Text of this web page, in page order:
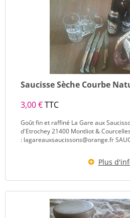
Saucisse Sèche Courbe
3,00 €TTC
Goût fin et raffiné La Gare aux
d'Etrochey 21400 Montliot &
: lagareauxsaucissons@orange.fr
Plus